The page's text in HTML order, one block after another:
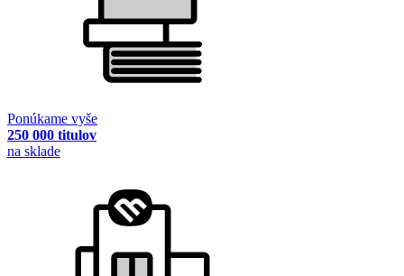
Ponúkame vyše
250 000 titulov
na sklade